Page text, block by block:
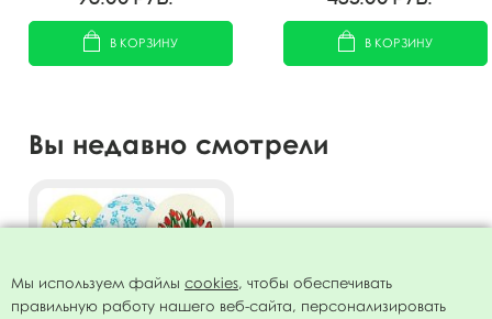
В КОРЗИНУ В КОРЗИНУ
Вы недавно смотрели
Мы используем файлы cookies, чтобы обеспечивать
правильную работу нашего веб-сайта, персонализировать